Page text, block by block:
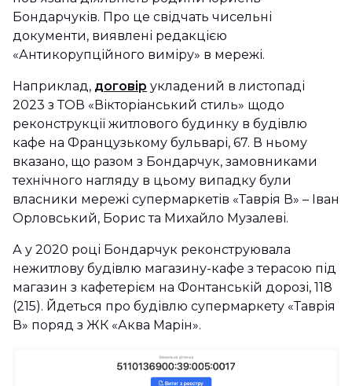
Бондарчуків. Про це свідчать чисельні
документи, виявлені редакцією
«Антикорупційного виміру» в мережі.
Наприклад, договір укладений в листопаді
2023 з ТОВ «Вікторіанський стиль» щодо
реконструкції житлового будинку в будівлю
кафе на Французькому бульварі, 67. В ньому
вказано, що разом з Бондарчук, замовниками
технічного нагляду в цьому випадку були
власники мережі супермаркетів «Таврія В» – Іван
Орловський, Борис та Михайло Музалеві.
А у 2020 році Бондарчук реконструювала
нежитлову будівлю магазину-кафе з терасою під
магазин з кафетерієм на Фонтанській дорозі, 118
(215). Йдеться про будівлю супермаркету «Таврія
В» поряд з ЖК «Аква Марін».